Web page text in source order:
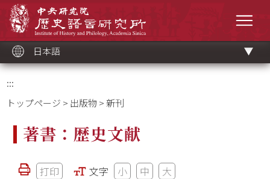
ッ
ク
日本語
:::
トップページ > 出版物 > 新刊
著書：歴史文献
打印 文字 小 中 大